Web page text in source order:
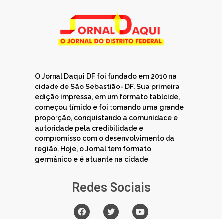
O Jornal Daqui DF foi fundado em 2010 na
cidade de São Sebastião- DF. Sua primeira
edição impressa, em um formato tabloide,
começou tímido e foi tomando uma grande
proporção, conquistando a comunidade e
autoridade pela credibilidade e
compromisso com o desenvolvimento da
região. Hoje, o Jornal tem formato
germânico e é atuante na cidade
Redes Sociais